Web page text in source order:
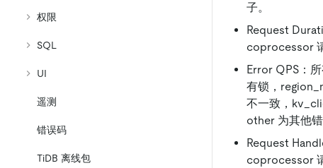
权限
SQL
UI
遥测
错误码
TiDB 离线包
子。
Request
coprocessor
Error QPS：
有锁，
不一致，
other 为其他错
Request
coprocessor